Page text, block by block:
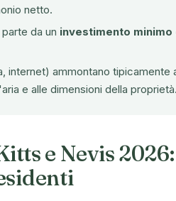
netto.
parte da un investimento
internet) ammontano tipicamente
e alle dimensioni della proprietà.
e Nevis 2026: